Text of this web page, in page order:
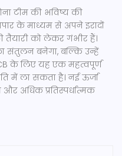
टीम की भविष्य की
के माध्यम से अपने इरादों
तैयारी को लेकर गंभीर हैं।
संतुलन बनेगा, बल्कि उन्हें
के लिए यह एक महत्वपूर्ण
में ला सकता है। नई ऊर्जा
अधिक प्रतिस्पर्धात्मक